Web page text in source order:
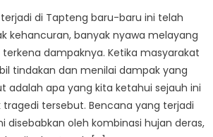
Bencana
di Tapteng baru-baru ini telah
kehancuran, banyak nyawa melayang
dampaknya. Ketika masyarakat
tindakan dan menilai dampak yang
adalah apa yang kita ketahui sejauh ini
tersebut. Bencana yang terjadi
disebabkan oleh kombinasi hujan deras,